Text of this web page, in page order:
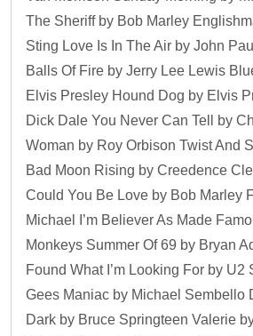
The Sheriff by Bob Marley
Sting Love Is In The Air by John
Balls Of Fire by Jerry Lee Lewis
Elvis Presley Hound Dog by Elvis
Dick Dale You Never Can Tell by
Woman by Roy Orbison Twist And
Bad Moon Rising by Creedence
Could You Be Love by Bob Marley
Michael I’m Believer As Made
Monkeys Summer Of 69 by Bryan
Found What I’m Looking For by U2
Gees Maniac by Michael Sembello
Dark by Bruce Springteen Valerie